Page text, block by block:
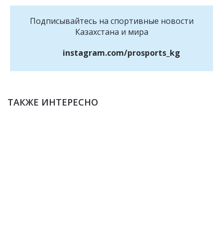
Подписывайтесь на cпортивные новости
Казахстана и мира
instagram.com/prosports_kg
ТАКЖЕ ИНТЕРЕСНО